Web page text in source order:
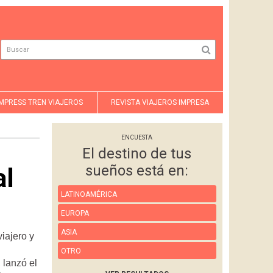
TREN VIAJEROS REVISTA VIAJEROS IMPRESA
y
el
ENCUESTA
El destino de tus
sueños está en:
LATINOAMÉRICA
EUROPA
ASIA
OTRO